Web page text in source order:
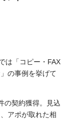
は「コピー・FAX
の事例を挙げて
の契約獲得。見込
アポが取れた相